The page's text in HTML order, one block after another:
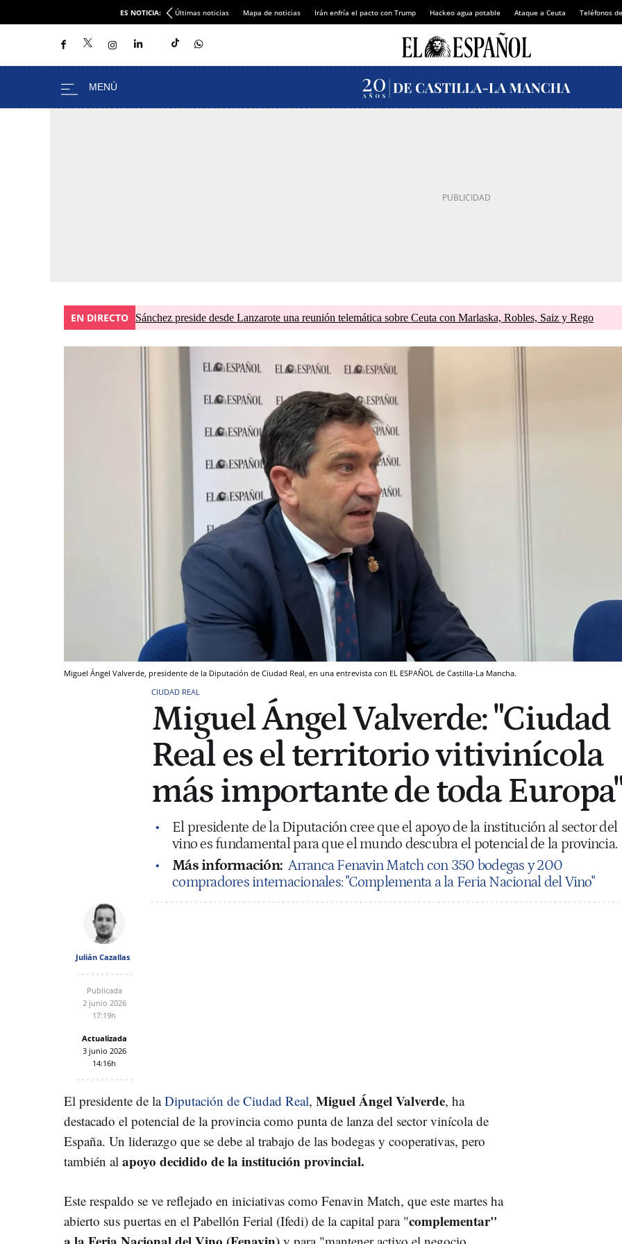
ES NOTICIA: Últimas noticias Mapa de noticias Irán enfría el pacto con Trump Hackeo agua potable Ataque a Ceuta Teléfonos
EN DIRECTO Sánchez preside desde Lanzarote una reunión telemática sobre Ceuta con Marlaska, Robles, Saiz y Rego
Miguel Ángel Valverde, presidente de la Diputación de Ciudad Real, en una entrevista con EL ESPAÑOL de Castilla-La Mancha.
CIUDAD REAL
Miguel Ángel Valverde: "Ciudad
Real es el territorio vitivinícola
más importante de toda
El presidente de la Diputación cree que el apoyo de la institución al sector del
vino es fundamental para que el mundo descubra el potencial de la provincia.
Más información: Arranca Fenavin Match con 350 bodegas y 200
compradores internacionales: "Complementa a la Feria Nacional del Vino"
Julián Cazallas
Publicada
2 junio 2026
17:19h
Actualizada
3 junio 2026
14:16h
El presidente de laDiputación de Ciudad Real, Miguel Ángel Valverde, ha
destacado el potencial de la provincia como punta de lanza del sector vinícola de
España. Un liderazgo que se debe al trabajo de las bodegas y cooperativas, pero
también al apoyo decidido de la institución provincial.
Este respaldo se ve reflejado en iniciativas como Fenavin Match, que este martes ha
abierto sus puertas en el Pabellón Ferial (Ifedi) de la capital para "complementar"